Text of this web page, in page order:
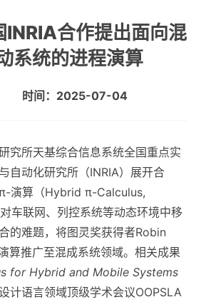
INRIA合作提出面向混
系统的进程演算
时间：2025-07-04
究所天基综合信息系统全国重点实
自动化研究所（INRIA）展开合
演算（Hybrid π-Calculus,
车联网、列控系统等动态环境中移
的难题，将图灵奖获得者Robin
算推广至混成系统领域。相关成果
for Hybrid and Mobile Systems
计语言领域顶级学术会议OOPSLA